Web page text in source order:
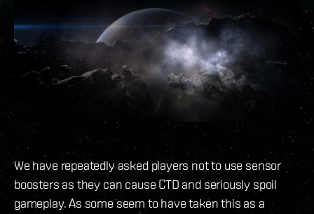
We have repeatedly asked players not to use sensor
boosters as they can cause CTD and seriously spoil
gameplay. As some seem to have taken this as a